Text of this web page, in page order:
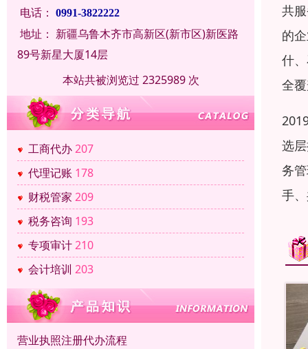
电话： 0991-3822222
地址： 新疆乌鲁木齐市高新区(新市区)新医路
89号新星大厦14层
本站共被浏览过 2325989 次
工商代办207
代理记账 178
财税管家 209
税务咨询 193
专项审计210
会计培训 203
营业执照注册代办流程
共
的
什
全
选
务
手